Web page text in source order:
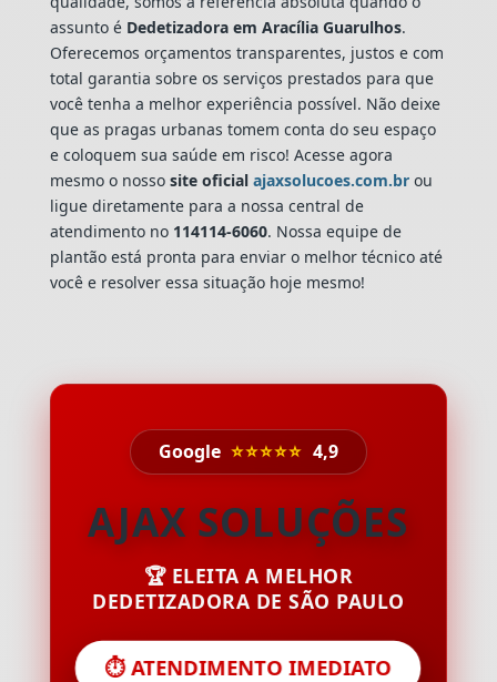
assunto é Dedetizadora em Aracília Guarulhos.
Oferecemos orçamentos transparentes, justos e com
total garantia sobre os serviços prestados para que
você tenha a melhor experiência possível. Não deixe
que as pragas urbanas tomem conta do seu espaço
e coloquem sua saúde em risco! Acesse agora
mesmo o nossosite oficial ajaxsolucoes.com.brou
ligue diretamente para a nossa central de
atendimento no 114114-6060. Nossa equipe de
plantão está pronta para enviar o melhor técnico até
você e resolver essa situação hoje mesmo!
Google ⭐⭐⭐⭐⭐ 4,9
AJAX SOLUÇÕES
🏆 ELEITA A MELHOR
DEDETIZADORA DE SÃO PAULO
⏱️ ATENDIMENTO IMEDIATO